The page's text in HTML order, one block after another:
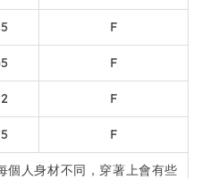
F
F
F
F
個人身材不同，穿著上會有些